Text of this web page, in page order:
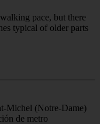
pace, but there
typical of older parts
Michel (Notre-Dame)
de metro